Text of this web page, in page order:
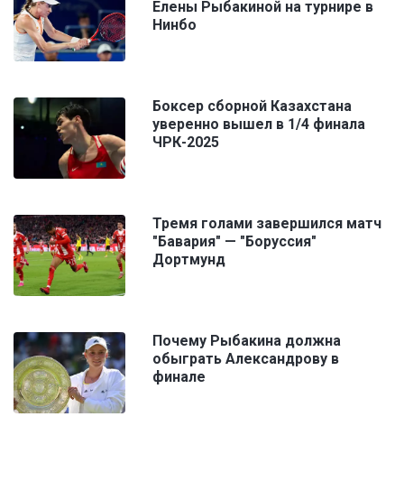
Елены Рыбакиной на турнире в
Нинбо
Боксер сборной Казахстана
уверенно вышел в 1/4 финала
ЧРК-2025
Тремя голами завершился матч
"Бавария" — "Боруссия"
Дортмунд
Почему Рыбакина должна
обыграть Александрову в
финале